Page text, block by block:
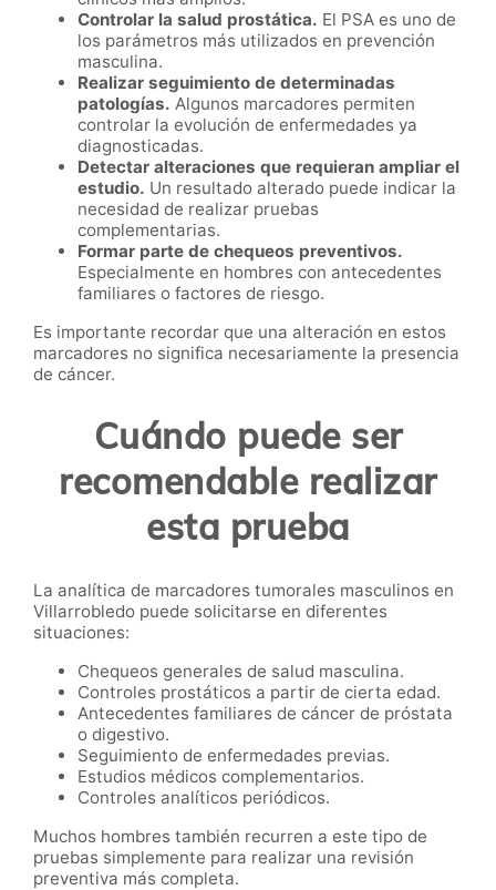
Controlar la salud prostática. El PSA es uno de
los parámetros más utilizados en prevención
masculina.
Realizar seguimiento de determinadas
patologías. Algunos marcadores permiten
controlar la evolución de enfermedades ya
diagnosticadas.
Detectar alteraciones que requieran ampliar el
estudio. Un resultado alterado puede indicar la
necesidad de realizar pruebas
complementarias.
Formar parte de chequeos preventivos.
Especialmente en hombres con antecedentes
familiares o factores de riesgo.
Es importante recordar que una alteración en estos
marcadores no significa necesariamente la presencia
de cáncer.
Cuándo puede ser
recomendable realizar
esta prueba
La analítica de marcadores tumorales masculinos en
Villarrobledo puede solicitarse en diferentes
situaciones:
Chequeos generales de salud masculina.
Controles prostáticos a partir de cierta edad.
Antecedentes familiares de cáncer de próstata
o digestivo.
Seguimiento de enfermedades previas.
Estudios médicos complementarios.
Controles analíticos periódicos.
Muchos hombres también recurren a este tipo de
pruebas simplemente para realizar una revisión
preventiva más completa.